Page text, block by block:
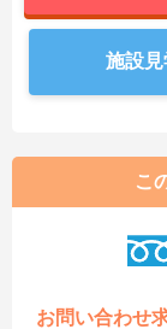
施設
こ
お問い合わせ